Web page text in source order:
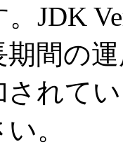
JDK
期間の
されて
。